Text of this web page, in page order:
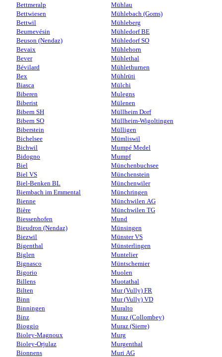
Bettmeralp
Bettwiesen
Bettwil
Beurnevésin
Beuson (Nendaz)
Bevaix
Bever
Bévilard
Bex
Biasca
Biberen
Biberist
Bibern SH
Bibern SO
Biberstein
Bichelsee
Bichwil
Bidogno
Biel
Biel VS
Biel-Benken BL
Biembach im Emmental
Bienne
Bière
Biessenhofen
Bieudron (Nendaz)
Biezwil
Bigenthal
Biglen
Bignasco
Bigorio
Billens
Bilten
Binn
Binningen
Binz
Bioggio
Bioley-Magnoux
Bioley-Orjulaz
Bionnens
Mühlau
Mühlebach (Goms)
Mühleberg
Mühledorf BE
Mühledorf SO
Mühlehorn
Mühlethal
Mühlethurnen
Mühlrüti
Mülchi
Mulegns
Mülenen
Müllheim Dorf
Müllheim-Wigoltingen
Mülligen
Mümliswil
Mumpé Medel
Mumpf
Münchenbuchsee
Münchenstein
Münchenwiler
Münchringen
Münchwilen AG
Münchwilen TG
Mund
Münsingen
Münster VS
Münsterlingen
Muntelier
Müntschemier
Muolen
Muotathal
Mur (Vully) FR
Mur (Vully) VD
Muralto
Muraz (Collombey)
Muraz (Sierre)
Murg
Murgenthal
Muri AG